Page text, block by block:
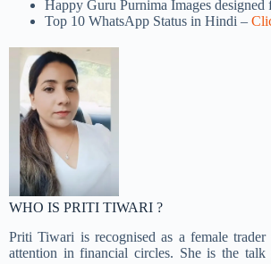
Happy Guru Purnima Images designed
Top 10 WhatsApp Status in Hindi –
WHO IS PRITI TIWARI ?
Priti Tiwari is recognised as a female trader
attention in financial circles. She is the